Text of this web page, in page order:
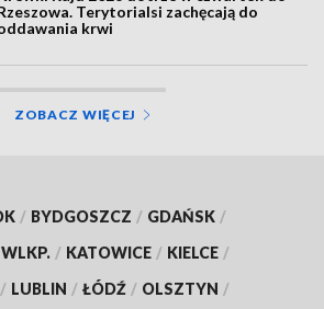
Terytorialsi zachęcają do
krwi
ZOBACZ WIĘCEJ
/ BYDGOSZCZ / GDAŃSK /
/ KATOWICE / KIELCE /
/ LUBLIN / ŁÓDŹ / OLSZTYN /